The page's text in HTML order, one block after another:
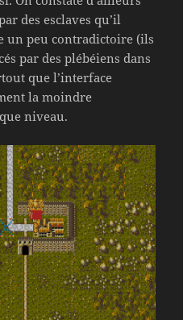
des esclaves qu’il
un peu contradictoire (ils
par des plébéiens dans
que l’interface
la moindre
niveau.